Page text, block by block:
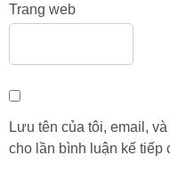
Trang web
Lưu tên của tôi, email,
cho lần bình luận kế tiếp